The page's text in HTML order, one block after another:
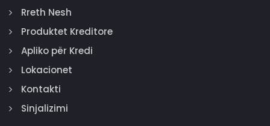
Rreth Nesh
Produktet Kreditore
Apliko për Kredi
Lokacionet
Kontakti
Sinjalizimi